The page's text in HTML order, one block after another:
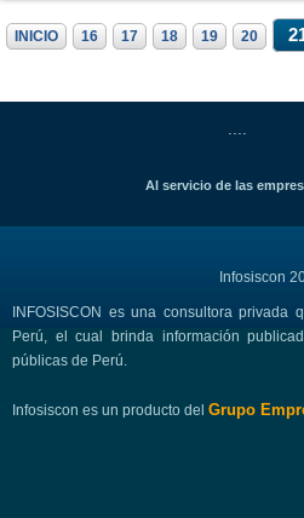
INICIO 16 17 18 19 20
Al servicio de las
Infosiscon
INFOSISCON es una consultora privada
Perú, el cual brinda información
públicas de Perú.
Infosiscon es un producto del Grupo